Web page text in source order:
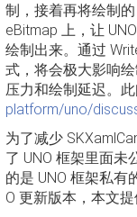
制，接着再将绘制的
eBitmap 上，让
绘制出来。通过
式，将会极大影响
压力和绘制延迟。
platform/uno/
为了减少
了 UNO 框架里面未
的是 UNO 框架私有
O 更新版本，本文